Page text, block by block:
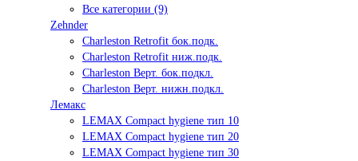
Все категории (9)
Zehnder
Charleston Retrofit бок.подк.
Charleston Retrofit ниж.подк.
Charleston Верт. бок.подкл.
Charleston Верт. нижн.подкл.
Лемакс
LEMAX Compact hygiene тип 10
LEMAX Compact hygiene тип 20
LEMAX Compact hygiene тип 30